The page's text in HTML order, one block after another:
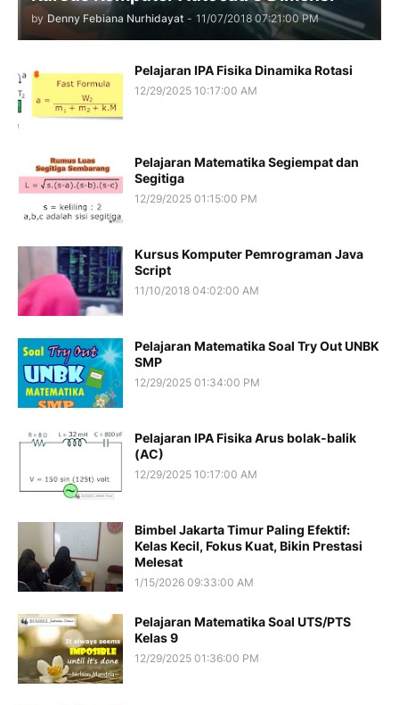
by Denny Febiana Nurhidayat - 11/07/2018 07:21:00 PM
Pelajaran IPA Fisika Dinamika Rotasi
12/29/2025 10:17:00 AM
Pelajaran Matematika Segiempat dan
Segitiga
12/29/2025 01:15:00 PM
Kursus Komputer Pemrograman Java
Script
11/10/2018 04:02:00 AM
Pelajaran Matematika Soal Try Out UNBK
SMP
12/29/2025 01:34:00 PM
Pelajaran IPA Fisika Arus bolak-balik
(AC)
12/29/2025 10:17:00 AM
Bimbel Jakarta Timur Paling Efektif:
Kelas Kecil, Fokus Kuat, Bikin Prestasi
Melesat
1/15/2026 09:33:00 AM
Pelajaran Matematika Soal UTS/PTS
Kelas 9
12/29/2025 01:36:00 PM